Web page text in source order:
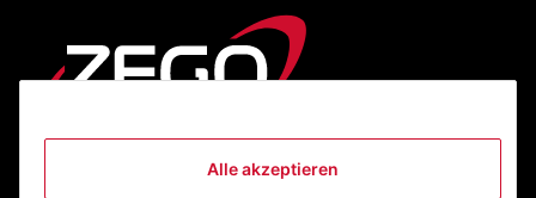
Alle akzeptieren
Informationen